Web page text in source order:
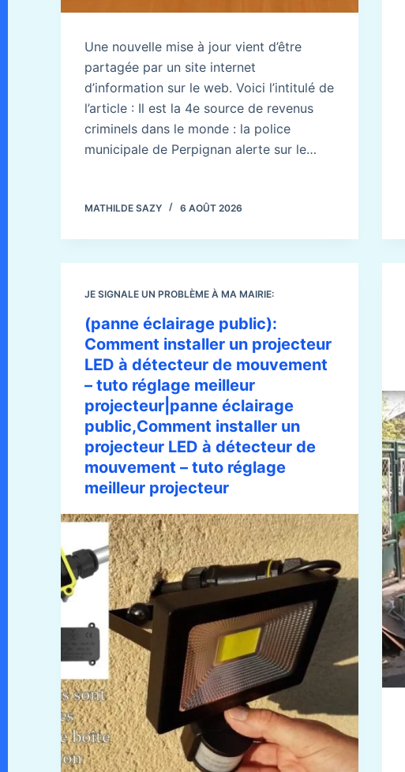
Une nouvelle mise à jour vient d’être
partagée par un site internet
d’information sur le web. Voici l’intitulé de
l’article : Il est la 4e source de revenus
criminels dans le monde : la police
municipale de Perpignan alerte sur le…
MATHILDE SAZY 6 AOÛT 2026
JE SIGNALE UN PROBLÈME À MA MAIRIE:
(panne éclairage public):
Comment installer un projecteur
LED à détecteur de mouvement
– tuto réglage meilleur
projecteur|panne éclairage
public,Comment installer un
projecteur LED à détecteur de
mouvement – tuto réglage
meilleur projecteur